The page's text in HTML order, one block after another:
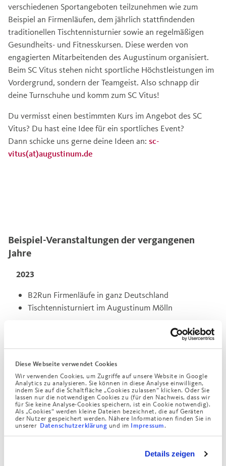
Diese Webseite verwendet Cookies
Wir verwenden Cookies, um Zugriffe auf unsere Website in Google
Analytics zu analysieren. Sie können in diese Analyse einwilligen,
indem Sie auf die Schaltfläche „Cookies zulassen“ klicken. Oder Sie
lassen nur die notwendigen Cookies zu (für den Nachweis, dass wir
für Sie keine Analyse-Cookies speichern, ist ein Cookie notwendig).
Als „Cookies“ werden kleine Dateien bezeichnet, die auf Geräten
der Nutzer gespeichert werden. Nähere Informationen finden Sie in
unserer Datenschutzerklärung und im Impressum.
Details zeigen
verschiedenen Sportangeboten teilzunehmen wie zum
Beispiel an Firmenläufen, dem jährlich stattfindenden
traditionellen Tischtennisturnier sowie an regelmäßigen
Gesundheits- und Fitnesskursen. Diese werden von
engagierten Mitarbeitenden des Augustinum organisiert.
Beim SC Vitus stehen nicht sportliche Höchstleistungen im
Vordergrund, sondern der Teamgeist. Also schnapp dir
deine Turnschuhe und komm zum SC Vitus!
Du vermisst einen bestimmten Kurs im Angebot des SC
Vitus? Du hast eine Idee für ein sportliches Event?
Dann schicke uns gerne deine Ideen an: sc-
vitus(at)augustinum.de
Beispiel-Veranstaltungen der vergangenen
Jahre
2023
B2Run Firmenläufe in ganz Deutschland
Tischtennisturniert im Augustinum Mölln
keine Sportveranstaltungen aufgrund der Corona-
Pandemie
2019
B2Run Firmenläufe in ganz Deutschland
2018
Tischtennisturnier des Augustinum im Allgäu